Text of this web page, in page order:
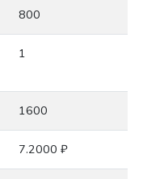
800
1
1600
7.2000 ₽